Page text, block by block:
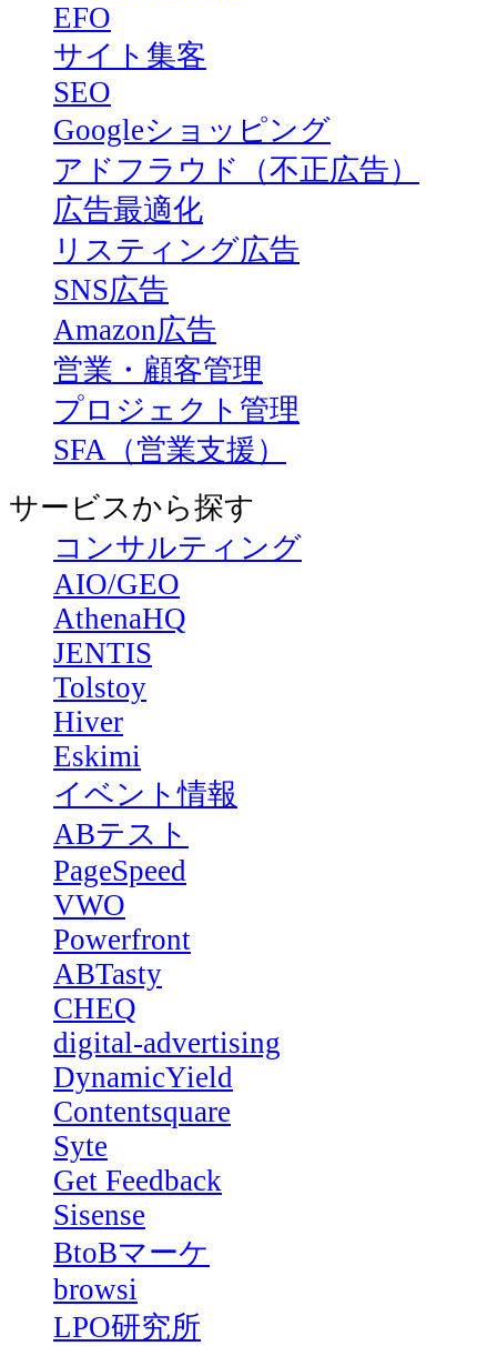
EFO
サイト集客
SEO
Googleショッピング
アドフラウド（不正広告）
広告最適化
リスティング広告
SNS広告
Amazon広告
営業・顧客管理
プロジェクト管理
SFA（営業支援）
サービスから探す
コンサルティング
AIO/GEO
AthenaHQ
JENTIS
Tolstoy
Hiver
Eskimi
イベント情報
ABテスト
PageSpeed
VWO
Powerfront
ABTasty
CHEQ
digital-advertising
DynamicYield
Contentsquare
Syte
Get Feedback
Sisense
BtoBマーケ
browsi
LPO研究所